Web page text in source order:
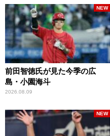
前田智徳氏が見た今季の広
島・小園海斗
2026.08.09
NEW
NEW